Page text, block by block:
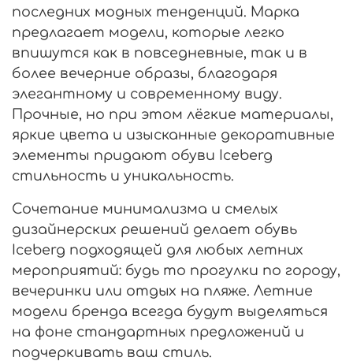
последних модных тенденций. Марка
предлагает модели, которые легко
впишутся как в повседневные, так и в
более вечерние образы, благодаря
элегантному и современному виду.
Прочные, но при этом лёгкие материалы,
яркие цвета и изысканные декоративные
элементы придают обуви Iceberg
стильность и уникальность.
Сочетание минимализма и смелых
дизайнерских решений делает обувь
Iceberg подходящей для любых летних
мероприятий: будь то прогулки по городу,
вечеринки или отдых на пляже. Летние
модели бренда всегда будут выделяться
на фоне стандартных предложений и
подчеркивать ваш стиль.